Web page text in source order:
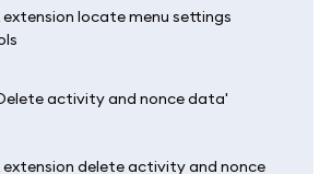
activity and nonce data'